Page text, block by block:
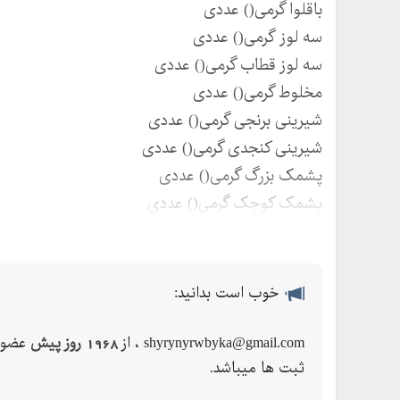
اسم سوغات یزد
آموزش برش لوزی شیرینی
بادام منقا ایرانی
خوب است بدانید:
shyrynyrwbyka@gmail.com ، از 1968 روز پیش
ثبت ها میباشد.